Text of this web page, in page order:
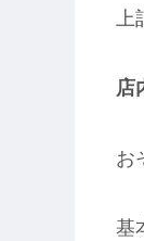
店
お
基